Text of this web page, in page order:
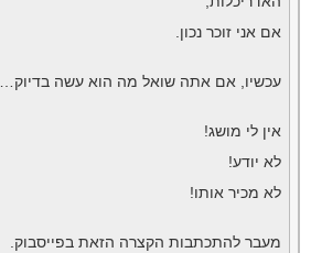
אם אני זוכר נכון.
עכשיו, אם אתה שואל מה הוא עשה בדיוק…
אין לי מושג!
לא יודע!
לא מכיר אותו!
מעבר להתכתבות הקצרה הזאת בפייסבוק.